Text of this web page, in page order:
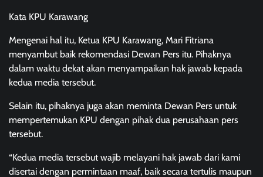
Kata KPU Karawang
Mengenai hal itu, Ketua KPU Karawang, Mari Fitriana
menyambut baik rekomendasi Dewan Pers itu. Pihaknya
dalam waktu dekat akan menyampaikan hak jawab kepada
kedua media tersebut.
Selain itu, pihaknya juga akan meminta Dewan Pers untuk
mempertemukan KPU dengan pihak dua perusahaan pers
tersebut.
“Kedua media tersebut wajib melayani hak jawab dari kami
disertai dengan permintaan maaf, baik secara tertulis maupun